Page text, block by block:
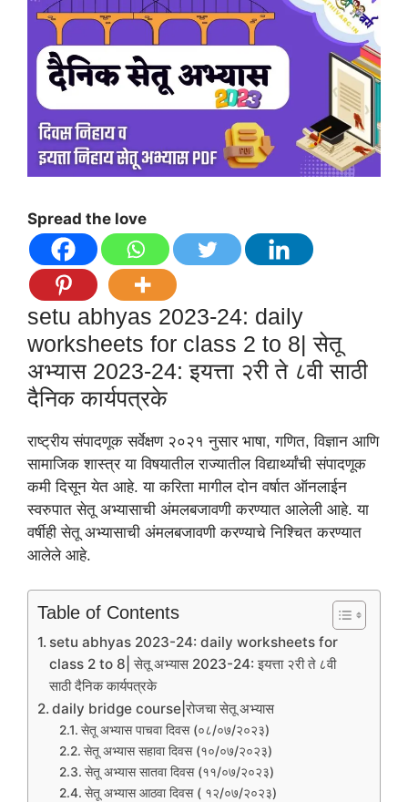
Spread the love
setu abhyas 2023-24: daily
worksheets for class 2 to 8| सेतू
अभ्यास 2023-24: इयत्ता २री ते ८वी साठी
दैनिक कार्यपत्रके
राष्ट्रीय संपादणूक सर्वेक्षण २०२१ नुसार भाषा, गणित, विज्ञान आणि
सामाजिक शास्त्र या विषयातील राज्यातील विद्यार्थ्यांची संपादणूक
कमी दिसून येत आहे. या करिता मागील दोन वर्षात ऑनलाईन
स्वरुपात सेतू अभ्यासाची अंमलबजावणी करण्यात आलेली आहे. या
वर्षीही सेतू अभ्यासाची अंमलबजावणी करण्याचे निश्चित करण्यात
आलेले आहे.
Table of Contents
setu abhyas 2023-24: daily worksheets for
class 2 to 8| सेतू अभ्यास 2023-24: इयत्ता २री ते ८वी
साठी दैनिक कार्यपत्रके
daily bridge course|रोजचा सेतू अभ्यास
सेतू अभ्यास पाचवा दिवस (०८/०७/२०२३)
सेतू अभ्यास सहावा दिवस (१०/०७/२०२३)
सेतू अभ्यास सातवा दिवस (११/०७/२०२३)
सेतू अभ्यास आठवा दिवस ( १२/०७/२०२३)